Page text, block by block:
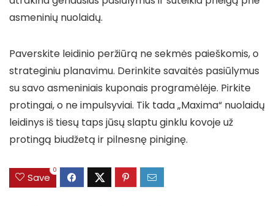
asmeninių nuolaidų.
Paverskite leidinio peržiūrą ne sekmės paieškomis, o
strateginiu planavimu. Derinkite savaitės pasiūlymus
su savo asmeniniais kuponais programėlėje. Pirkite
protingai, o ne impulsyviai. Tik tada „Maxima“ nuolaidų
leidinys iš tiesų taps jūsų slaptu ginklu kovoje už
protingą biudžetą ir pilnesnę piniginę.
Save
0